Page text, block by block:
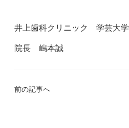
井上歯科クリニック 学芸大学
院長 嶋本誠
前の記事へ